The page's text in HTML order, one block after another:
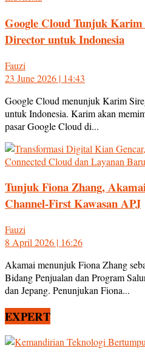
Google Cloud Tunjuk
Director untuk Indonesia
Fauzi
23 June 2026 | 14:43
Google Cloud menunjuk Karim
untuk Indonesia. Karim akan
pasar Google Cloud di...
Tunjuk Fiona Zhang,
Channel-First Kawasan APJ
Fauzi
8 April 2026 | 16:26
Akamai menunjuk Fiona Zhang
Bidang Penjualan dan Program
dan Jepang. Penunjukan Fiona...
EXPERT